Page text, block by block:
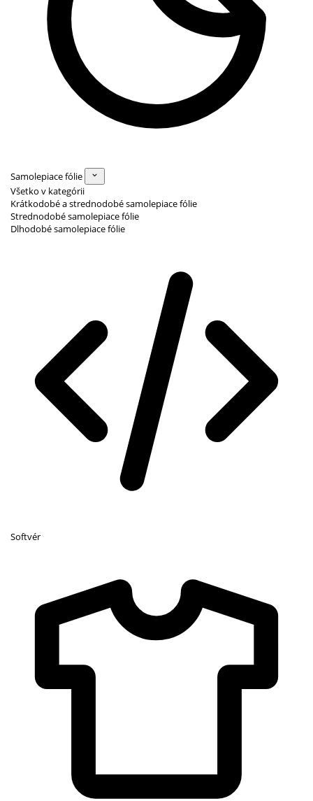
Samolepiace fólie
Všetko v kategórii
Krátkodobé a strednodobé samolepiace fólie
Strednodobé samolepiace fólie
Dlhodobé samolepiace fólie
Softvér